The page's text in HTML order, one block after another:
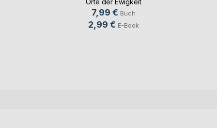
Orte der Ewigkeit
7,99 € Buch
2,99 € E-Book